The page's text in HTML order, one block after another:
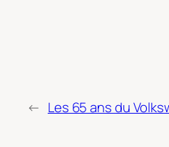
← Les 65 ans du